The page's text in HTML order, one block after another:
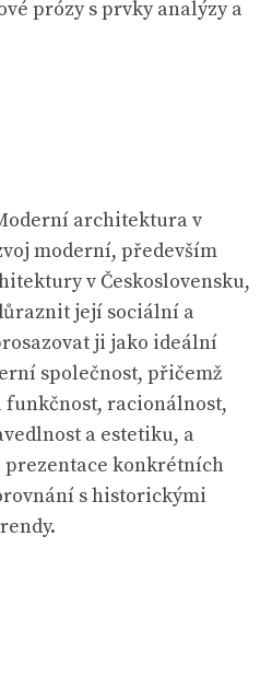
prózy s prvky analýzy a
architektura v
moderní, především
v Československu,
její sociální a
ji jako ideální
společnost, přičemž
funkčnost, racionálnost,
a estetiku, a
prezentace konkrétních
s historickými